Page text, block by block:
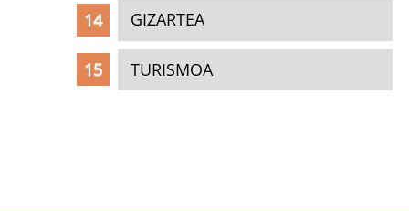
GIZARTEA
TURISMOA